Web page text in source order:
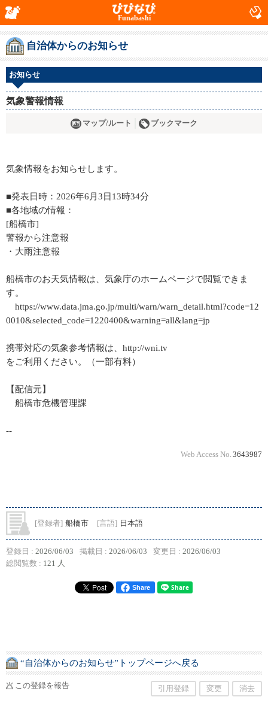
Funabashi
自治体からのお知らせ
お知らせ
気象警報情報
マップ/ルート ブックマーク
気象情報をお知らせします。
■発表日時：2026年6月3日13時34分
■各地域の情報：
[船橋市]
警報から注意報
・大雨注意報
船橋市のお天気情報は、気象庁のホームページで閲覧できま
す。
https://www.data.jma.go.jp/multi/warn/warn_detail.html?code=12
0010&selected_code=1220400&warning=all&lang=jp
携帯対応の気象参考情報は、http://wni.tv
をご利用ください。（一部有料）
【配信元】
船橋市危機管理課
--
Web Access No. 3643987
[登録者] 船橋市 [言語] 日本語
登録日 : 2026/06/03 掲載日 : 2026/06/03 変更日 : 2026/06/03
総閲覧数 : 121 人
Share
“自治体からのお知らせ”トップページへ戻る
この登録を報告 引用登録 変更 消去